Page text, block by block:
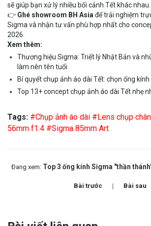
sẽ giúp bạn xử lý nhiều bối cảnh Tết khác nhau.
👉 Ghé showroom BH Asiađể trải nghiệm
Sigma và nhận tư vấn phù hợp nhất cho
2026.
Xem thêm:
Thương hiệu Sigma: Triết lý Nhật Bản và
làm nên tên tuổi
Bí quyết chụp ảnh áo dài Tết: chọn ống
​​Top 13+ concept chụp ảnh áo dài Tết nhẹ
Tags: #Chụp ảnh áo dài #Lens chụp
56mm f1.4 #Sigma 85mm Art
Đang xem: Top 3 ống kính Sigma "thần thánh" chụp ảnh Áo Dài
Bài trước Bài sau